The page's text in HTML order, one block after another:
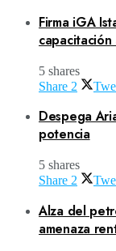
Firma iGA
5 shares
Share 2
Despega
potencia
5 shares
Share 2
Alza del
amenaza